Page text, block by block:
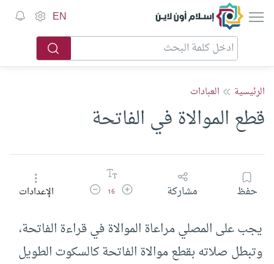
إسلام أون لاين EN
الرئيسية العبادات
قطع الموالاة في الفاتحة
حفظ مشاركة زيادة حجم الخط
16 تقليل حجم الخطالإعدادات
يجب على المصلي مراعاة الموالاة في قراءة الفاتحة،
وتبطل صلاته بقطع موالاة الفاتحة كالسكوت الطويل